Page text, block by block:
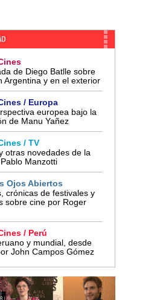
de Diego Batlle sobre
Argentina y en el exterior
/ Europa
europea bajo la
de Manu Yañez
/ TV
otras novedades de la
Manzotti
Ojos Abiertos
crónicas de festivales y
sobre cine por Roger
/ Perú
y mundial, desde
John Campos Gómez